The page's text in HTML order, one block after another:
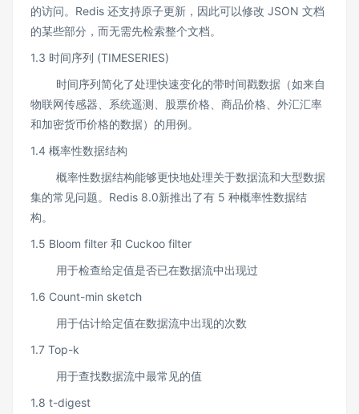
的访问。Redis 还支持原子更新，因此可以修改 JSON 文档
的某些部分，而无需先检索整个文档。
1.3 时间序列 (TIMESERIES)
时间序列简化了处理快速变化的带时间戳数据（如来自
物联网传感器、系统遥测、股票价格、商品价格、外汇汇率
和加密货币价格的数据）的用例。
1.4 概率性数据结构
概率性数据结构能够更快地处理关于数据流和大型数据
集的常见问题。Redis 8.0新推出了有 5 种概率性数据结
构。
1.5 Bloom filter 和 Cuckoo filter
用于检查给定值是否已在数据流中出现过
1.6 Count-min sketch
用于估计给定值在数据流中出现的次数
1.7 Top-k
用于查找数据流中最常见的值
1.8 t-digest